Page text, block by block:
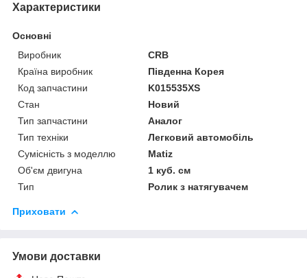
Характеристики
Основні
Виробник
CRB
Країна виробник
Південна Корея
Код запчастини
K015535XS
Стан
Новий
Тип запчастини
Аналог
Тип техніки
Легковий автомобіль
Сумісність з моделлю
Matiz
Об'єм двигуна
1 куб. см
Тип
Ролик з натягувачем
Приховати
Умови доставки